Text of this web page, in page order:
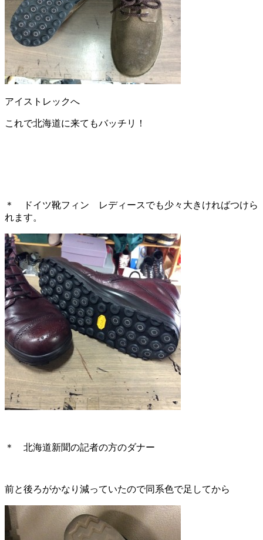
アイストレックへ
これで北海道に来てもバッチリ！
＊ ドイツ靴フィン レディースでも少々大きければつけら
れます。
＊ 北海道新聞の記者の方のダナー
前と後ろがかなり減っていたので同系色で足してから